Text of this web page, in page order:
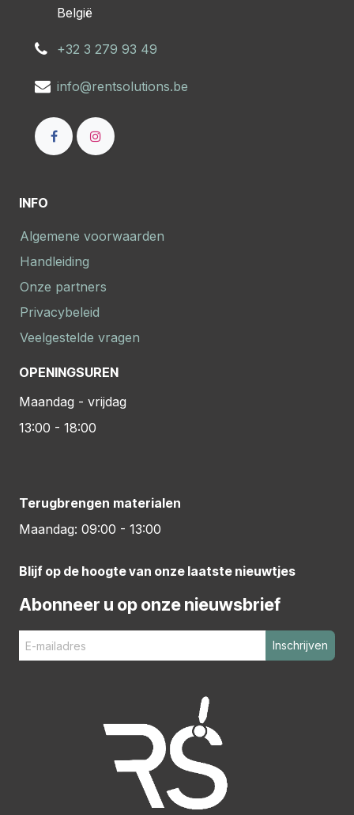
​België
+32 3 279 93 49
info@rentsolutions.be
INFO
Algemene voorwaarden
Handleiding
Onze partners
Privacybeleid
Veelgestelde vragen
OPENINGSUREN
Maandag - vrijdag
13:00 - 18:00
Terugbrengen materialen
Maandag: 09:00 - 13:00
Blijf op de hoogte van onze laatste nieuwtjes
Abonneer u op onze nieuwsbrief
Inschrijven